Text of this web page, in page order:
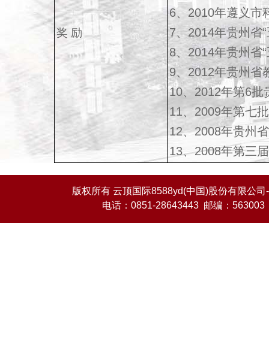
奖 励
6、2010年遵义市
7、2014年贵州省
8、2014年贵州省
9、2012年贵州省
10、2012年第6批
11、2009年第七
12、2008年贵州
13、2008年第三
版权所有 云顶国际8588yd(中国)股份有限公
电话：0851-28643443 邮编：